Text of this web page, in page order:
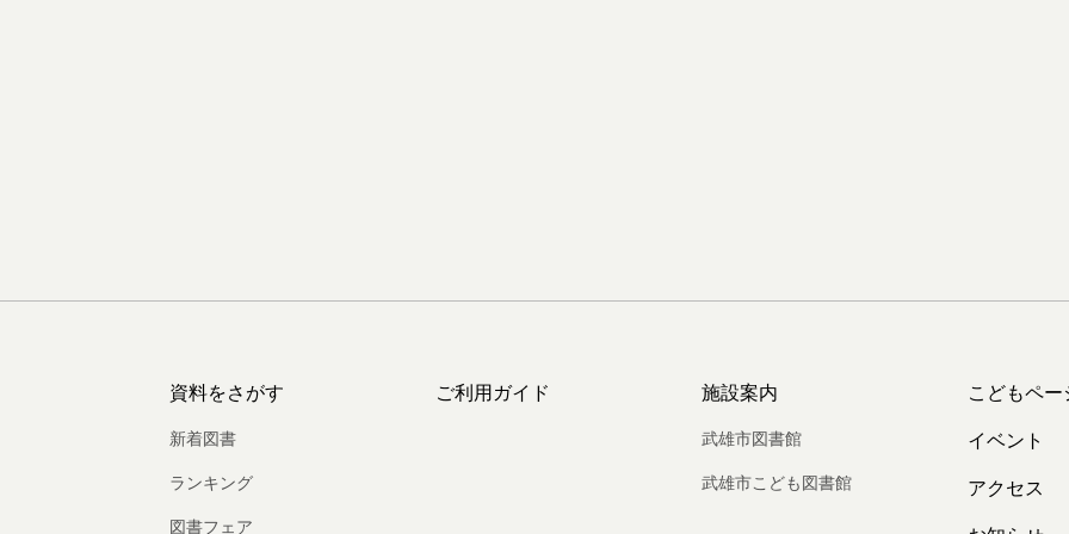
資料をさがす
新着図書
ランキング
図書フェア
ご利用ガイド 施設案内
武雄市図書館
武雄市こども図書館
こどもペー
イベント
アクセス